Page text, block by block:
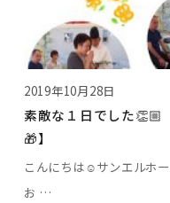
2019年10月28日
素敵な１日でした👏🏼
🎁】
こんにちは☺サンエルホ
お …